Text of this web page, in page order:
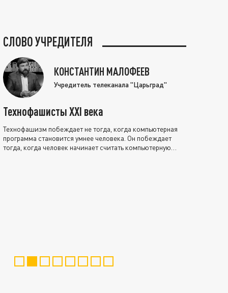
СЛОВО УЧРЕДИТЕЛЯ
КОНСТАНТИН МАЛОФЕЕВ
Учредитель телеканала "Царьград"
Технофашисты XXI века
Технофашизм побеждает не тогда, когда компьютерная
программа становится умнее человека. Он побеждает
тогда, когда человек начинает считать компьютерную